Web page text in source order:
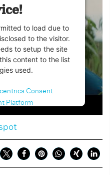
to load due to
to the visitor.
to setup the site
content to the list
used.
Consent
Platform